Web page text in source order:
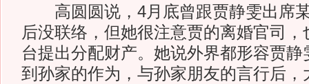
高圆圆说，4月底曾跟贾静雯出席
后没联络，但她很注意贾的离婚官司
台提出分配财产。她说外界都形容贾
到孙家的作为，与孙家朋友的言行后，